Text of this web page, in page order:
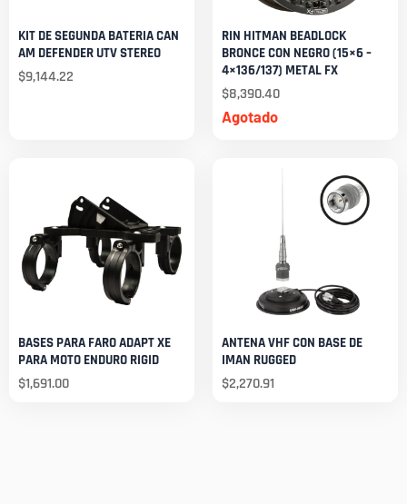
KIT DE SEGUNDA BATERIA CAN
AM DEFENDER UTV STEREO
$9,144.22
Agotado
RIN HITMAN BEADLOCK
BRONCE CON NEGRO (15×6 –
4×136/137) METAL FX
$8,390.40
BASES PARA FARO ADAPT XE
PARA MOTO ENDURO RIGID
$1,691.00
ANTENA VHF CON BASE DE
IMAN RUGGED
$2,270.91